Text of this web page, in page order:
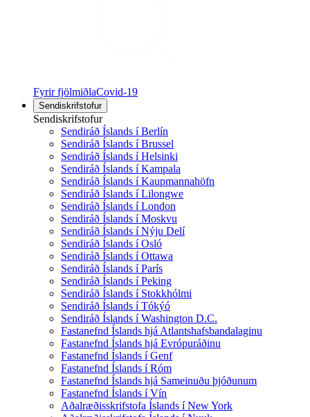
Fyrir fjölmiðlaCovid-19
Sendiskrifstofur
Sendiskrifstofur
Sendiráð Íslands í Berlín
Sendiráð Íslands í Brussel
Sendiráð Íslands í Helsinki
Sendiráð Íslands í Kampala
Sendiráð Íslands í Kaupmannahöfn
Sendiráð Íslands í Lilongwe
Sendiráð Íslands í London
Sendiráð Íslands í Moskvu
Sendiráð Íslands í Nýju Delí
Sendiráð Íslands í Osló
Sendiráð Íslands í Ottawa
Sendiráð Íslands í París
Sendiráð Íslands í Peking
Sendiráð Íslands í Stokkhólmi
Sendiráð Íslands í Tókýó
Sendiráð Íslands í Washington D.C.
Fastanefnd Íslands hjá Atlantshafsbandalaginu
Fastanefnd Íslands hjá Evrópuráðinu
Fastanefnd Íslands í Genf
Fastanefnd Íslands í Róm
Fastanefnd Íslands hjá Sameinuðu þjóðunum
Fastanefnd Íslands í Vín
Aðalræðisskrifstofa Íslands í New York